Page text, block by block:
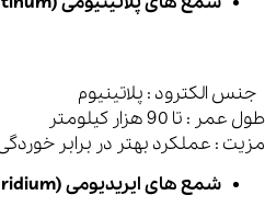
جنس الکترود : پلاتینیوم
طول عمر : تا 90 هزار کیلومتر
مزیت : عملکرد بهتر در برابر خوردگی
شمع های ایریدیومی (Iridium)